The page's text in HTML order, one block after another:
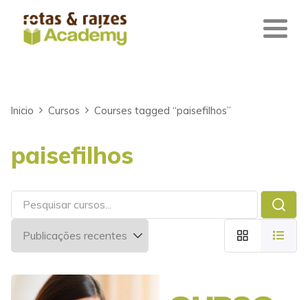
Inicio Cursos Courses tagged “paisefilhos”
paisefilhos